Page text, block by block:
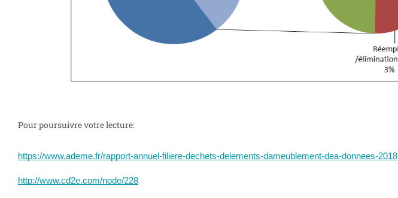
Pour poursuivre votre lecture:
https://www.ademe.fr/rapport-annuel-filiere-dechets-delements-dameublement-dea-donnees-2018
http://www.cd2e.com/node/228